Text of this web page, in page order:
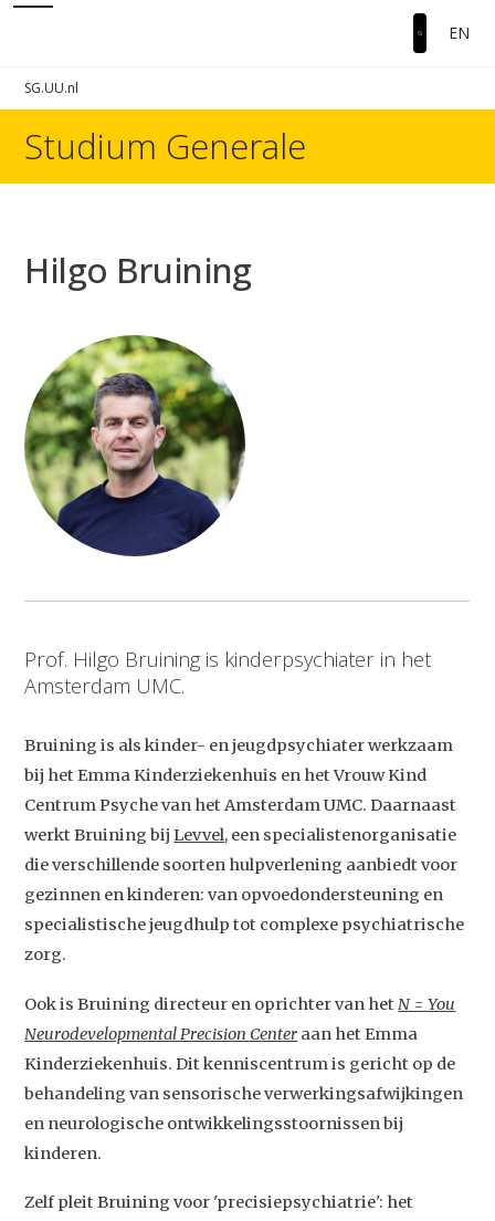
Studium Generale
EN
SG.UU.nl
Studium Generale
Hilgo Bruining
Prof. Hilgo Bruining is kinderpsychiater in het
Amsterdam UMC.
Bruining is als kinder- en jeugdpsychiater werkzaam
bij het Emma Kinderziekenhuis en het Vrouw Kind
Centrum Psyche van het Amsterdam UMC. Daarnaast
werkt Bruining bijLevvel, een specialistenorganisatie
die verschillende soorten hulpverlening aanbiedt voor
gezinnen en kinderen: van opvoedondersteuning en
specialistische jeugdhulp tot complexe psychiatrische
zorg.
Ook is Bruining directeur en oprichter van hetN = You
Neurodevelopmental Precision Center aan het Emma
Kinderziekenhuis. Dit kenniscentrum is gericht op de
behandeling van sensorische verwerkingsafwijkingen
en neurologische ontwikkelingsstoornissen bij
kinderen.
Zelf pleit Bruining voor 'precisiepsychiatrie': het